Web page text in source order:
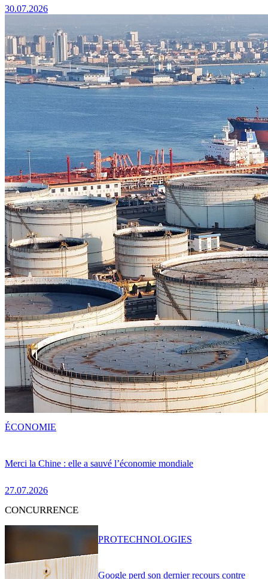
30.07.2026
Merci la Chine : elle a sauvé l’économie mondiale
27.07.2026
ÉCONOMIE
CONCURRENCE
Google perd son dernier recours contre
PROTECHNOLOGIES